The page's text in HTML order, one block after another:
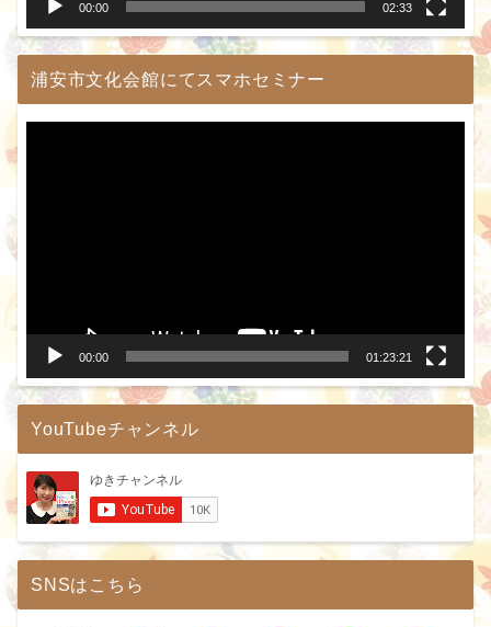
00:00 02:33
浦安市文化会館にてスマホセミナー
00:00 01:23:21
YouTubeチャンネル
SNSはこちら